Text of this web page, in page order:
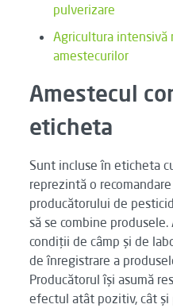
pulverizare
Agricultura intensivă
amestecurilor
Amestecul
eticheta
Sunt incluse în eticheta
reprezintă o
producătorului de
să se combine
condiții de câmp și de
de înregistrare a
Producătorul își asumă
efectul atât pozitiv, cât